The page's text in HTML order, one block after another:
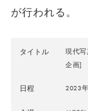
が行われる。
タイトル
現代写
企画]
日程 2023